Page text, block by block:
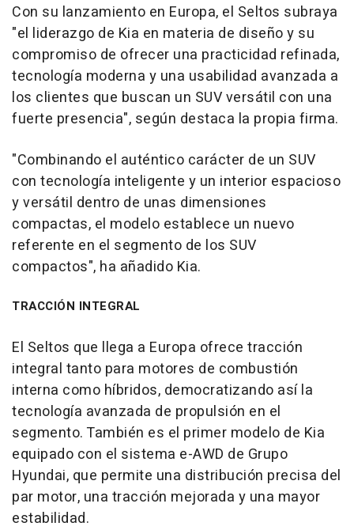
Con su lanzamiento en Europa, el Seltos subraya
"el liderazgo de Kia en materia de diseño y su
compromiso de ofrecer una practicidad refinada,
tecnología moderna y una usabilidad avanzada a
los clientes que buscan un SUV versátil con una
fuerte presencia", según destaca la propia firma.
"Combinando el auténtico carácter de un SUV
con tecnología inteligente y un interior espacioso
y versátil dentro de unas dimensiones
compactas, el modelo establece un nuevo
referente en el segmento de los SUV
compactos", ha añadido Kia.
TRACCIÓN INTEGRAL
El Seltos que llega a Europa ofrece tracción
integral tanto para motores de combustión
interna como híbridos, democratizando así la
tecnología avanzada de propulsión en el
segmento. También es el primer modelo de Kia
equipado con el sistema e-AWD de Grupo
Hyundai, que permite una distribución precisa del
par motor, una tracción mejorada y una mayor
estabilidad.